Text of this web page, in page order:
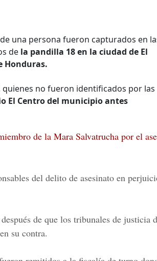
una persona fueron capturados en
de la pandilla 18 en la ciudad de El
Honduras.
quienes no fueron identificados por las
El Centro del municipio antes
de la Mara Salvatrucha por el
del delito de asesinato en
de que los tribunales de justicia
su contra.